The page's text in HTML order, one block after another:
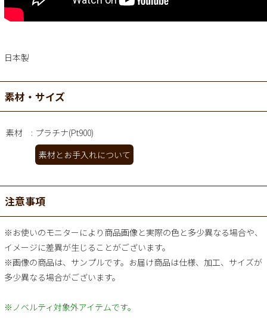
日本製
素材・サイズ
素材
プラチナ(Pt900)
素材とお手入れについて
注意事項
※お使いのモニターにより商品画像と実際の色と多少異なる場合や、
イメージに差異が生じることがございます。
※画像の商品は、サンプルです。お届け商品は仕様、加工、サイズが
多少異なる場合がございます。
※ノベルティ対象外アイテムです。